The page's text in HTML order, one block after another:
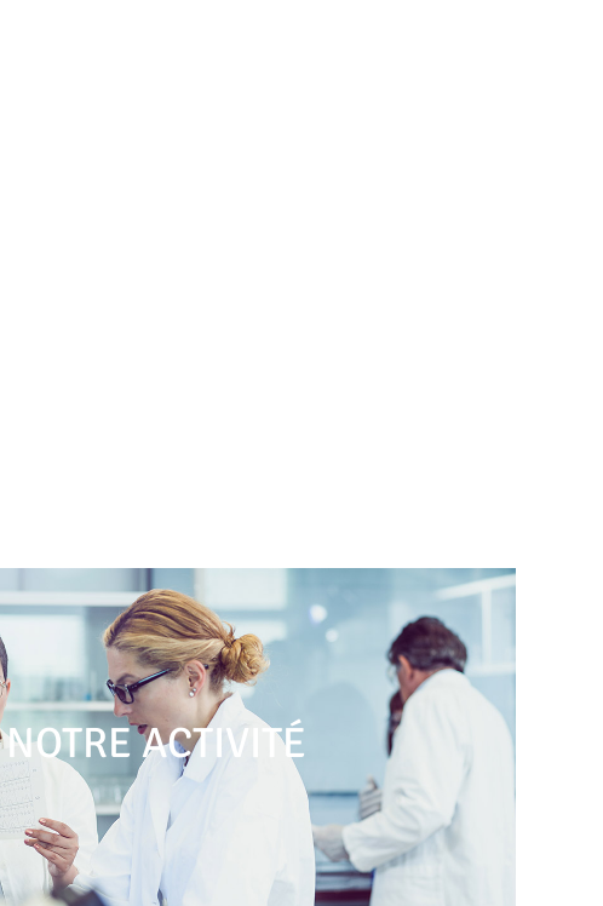
NOTRE ACTIVITÉ